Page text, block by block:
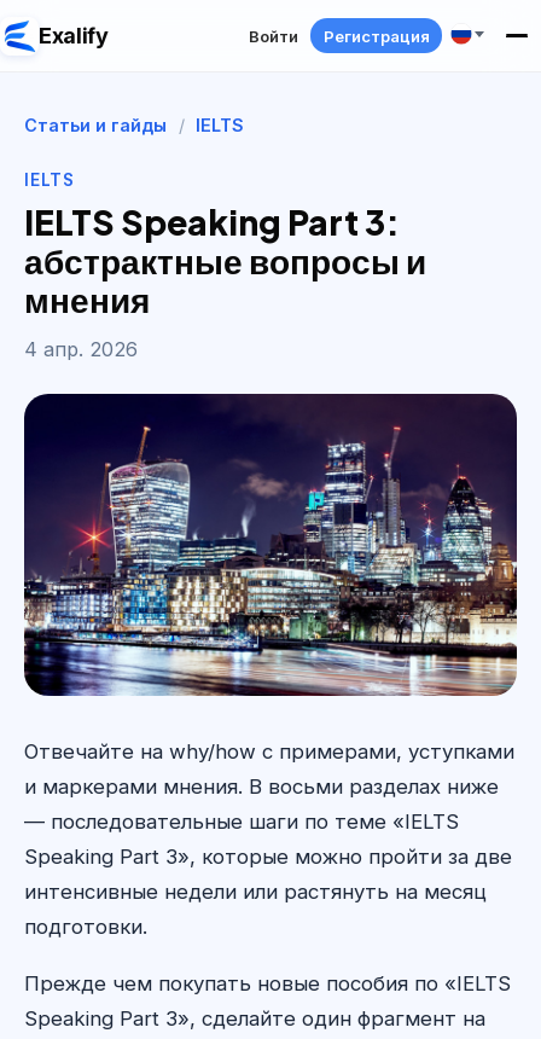
Exalify Войти Регистрация
Статьи и гайды / IELTS
IELTS
IELTS Speaking Part 3:
абстрактные вопросы и
мнения
4 апр. 2026
Отвечайте на why/how с примерами, уступками
и маркерами мнения. В восьми разделах ниже
— последовательные шаги по теме «IELTS
Speaking Part 3», которые можно пройти за две
интенсивные недели или растянуть на месяц
подготовки.
Прежде чем покупать новые пособия по «IELTS
Speaking Part 3», сделайте один фрагмент на